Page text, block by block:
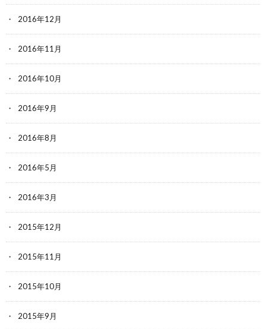
2016年12月
2016年11月
2016年10月
2016年9月
2016年8月
2016年5月
2016年3月
2015年12月
2015年11月
2015年10月
2015年9月